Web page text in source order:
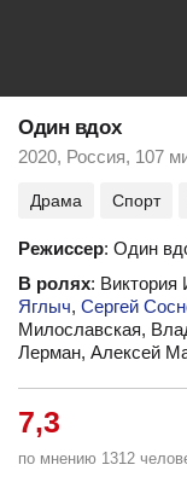
Один вдох
2020, Россия, 107
Драма Спорт
Режиссер: Один
В ролях: Виктория
Яглыч, Сергей
Милославская,
Лерман, Алексей
7,3
по мнению 1312